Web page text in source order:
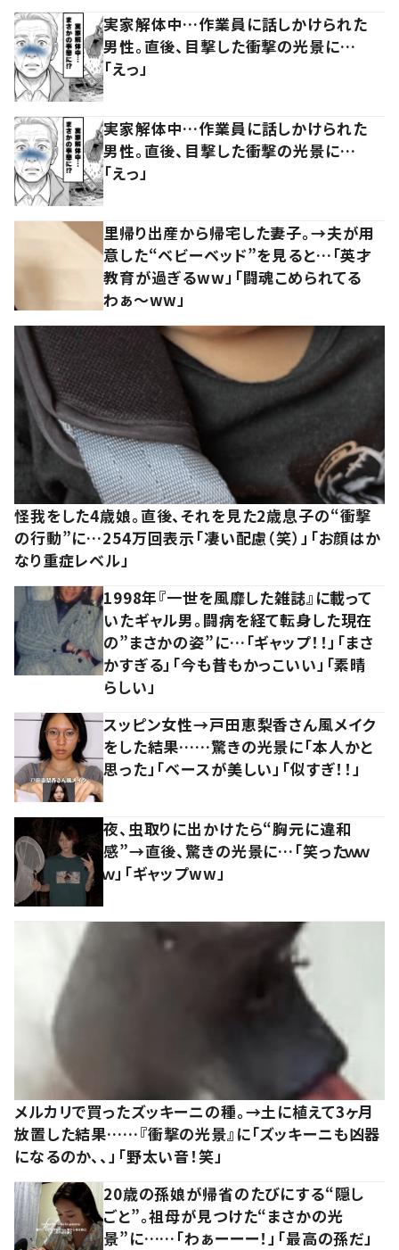
実家解体中…作業員に話しかけられた
男性。直後、目撃した衝撃の光景に…
「えっ」
実家解体中…作業員に話しかけられた
男性。直後、目撃した衝撃の光景に…
「えっ」
里帰り出産から帰宅した妻子。→夫が用
意した“ベビーベッド”を見ると…「英才
教育が過ぎるww」「闘魂こめられてる
わぁ～ww」
怪我をした4歳娘。直後、それを見た2歳息子の“衝撃
の行動”に…254万回表示「凄い配慮（笑）」「お顔はか
なり重症レベル」
1998年『一世を風靡した雑誌』に載って
いたギャル男。闘病を経て転身した現在
の”まさかの姿”に…「ギャップ！！」「まさ
かすぎる」「今も昔もかっこいい」「素晴
らしい」
スッピン女性→戸田恵梨香さん風メイク
をした結果……驚きの光景に「本人かと
思った」「ベースが美しい」「似すぎ！！」
夜、虫取りに出かけたら“胸元に違和
感”→直後、驚きの光景に…「笑ったｗｗ
ｗ」「ギャップww」
メルカリで買ったズッキーニの種。→土に植えて3ヶ月
放置した結果……『衝撃の光景』に「ズッキーニも凶器
になるのか、、」「野太い音！笑」
20歳の孫娘が帰省のたびにする“隠し
ごと”。祖母が見つけた“まさかの光
景”に……「わぁーーー！」「最高の孫だ」